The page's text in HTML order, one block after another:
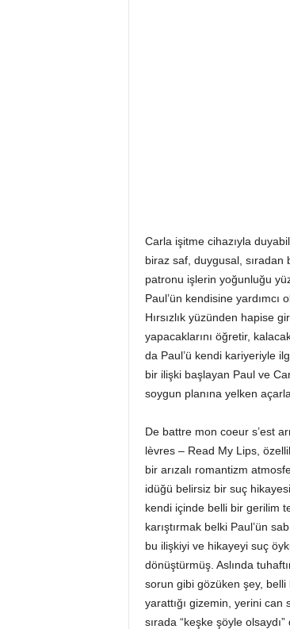
Carla işitme cihazıyla
biraz saf, duygusal, sıradan
patronu işlerin yoğunluğu
Paul’ün kendisine yardımcı
Hırsızlık yüzünden hapise
yapacaklarını öğretir,
da Paul’ü kendi kariyeriyle
bir ilişki başlayan Paul ve
soygun planına yelken
De battre mon coeur s’est
lèvres – Read My Lips,
bir arızalı romantizm
idüğü belirsiz bir suç
kendi içinde belli bir gerilim
karıştırmak belki Paul’ün
bu ilişkiyi ve hikayeyi suç
dönüştürmüş. Aslında
sorun gibi gözüken şey,
yarattığı gizemin, yerini can
sırada “keşke şöyle